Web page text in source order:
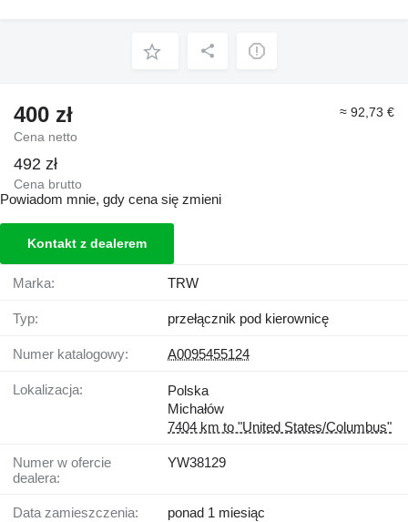
400 zł
Cena netto
≈ 92,73 €
492 zł
Cena brutto
Powiadom mnie, gdy cena się zmieni
Kontakt z dealerem
Marka: TRW
Typ: przełącznik pod kierownicę
Numer katalogowy: A0095455124
Lokalizacja:
Polska
Michałów
7404 km to "United States/Columbus"
Numer w ofercie
dealera:
YW38129
Data zamieszczenia: ponad 1 miesiąc